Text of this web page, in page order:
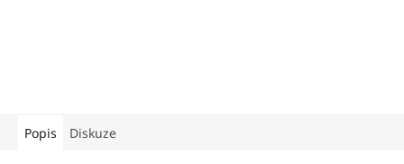
Popis Diskuze